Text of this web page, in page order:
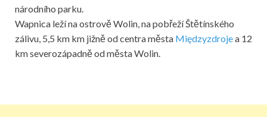
národního parku.
Wapnica leží na ostrově Wolin, na pobřeží Štětínského
zálivu, 5,5 km km jižně od centra města Międzyzdrojea 12
km severozápadně od města Wolin.